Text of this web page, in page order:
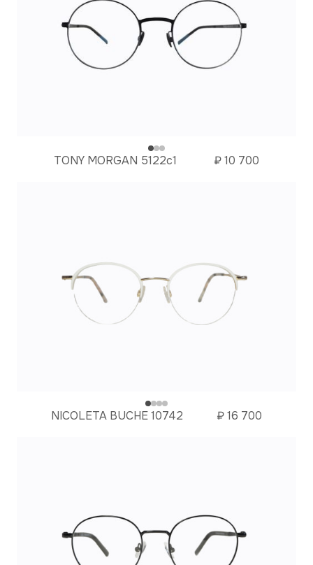
TONY MORGAN 5122с1 ₽10 700
NICOLETA BUCHE 10742 ₽16 700